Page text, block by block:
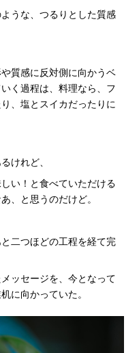
うな、つるりとした質感
質感に反対側に向かうベ
く過程は、料理なら、フ
、塩とスイカだったりに
けれど、
い！と食べていただける
、と思うのだけど。
二つほどの工程を経て完
ッセージを、今となって
に向かっていた。